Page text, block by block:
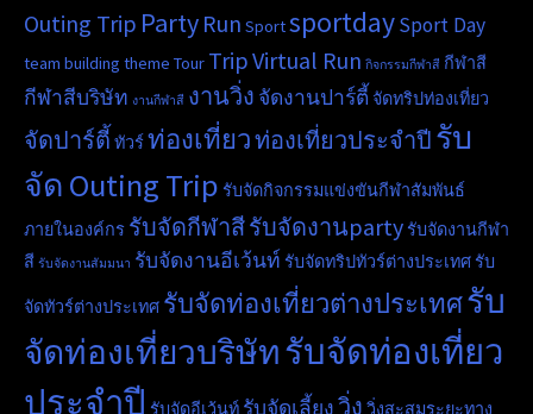
Outing Trip Party Run SportsportdaySport Day
team building theme Tour TripVirtual Run กิจกรรมกีฬาสี กีฬาสี
กีฬาสีบริษัท งานกีฬาสี งานวิ่ง จัดงานปาร์ตี้ จัดทริปท่องเที่ยว
จัดปาร์ตี้ ทัวร์ท่องเที่ยวท่องเที่ยวประจำปี รับ
จัด Outing Trip รับจัดกิจกรรมแข่งขันกีฬาสัมพันธ์
ภายในองค์กร รับจัดกีฬาสีรับจัดงานpartyรับจัดงานกีฬา
สี รับจัดงานสัมมนา รับจัดงานอีเว้นท์ รับจัดทริปทัวร์ต่างประเทศรับ
จัดทัวร์ต่างประเทศ รับจัดท่องเที่ยวต่างประเทศรับ
จัดท่องเที่ยวบริษัทรับจัดท่องเที่ยว
ประจำปี รับจัดอีเว้นท์ รับจัดเลี้ยงวิ่ง วิ่งสะสมระยะทาง